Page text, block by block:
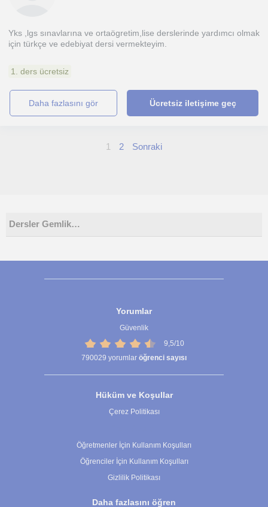
Yks ,lgs sınavlarına ve ortaögretim,lise derslerinde yardımcı olmak
için türkçe ve edebiyat dersi vermekteyim.
1. ders ücretsiz
daha fazlasını gör Ücretsiz iletişime geç
1 2 Sonraki
Dersler Gemlik…
Yorumlar
Güvenlik
9,5/10
790029 yorumlar öğrenci sayısı
Hüküm ve Koşullar
Çerez Politikası
Öğretmenler İçin Kullanım Koşulları
Öğrenciler İçin Kullanım Koşulları
Gizlilik Politikası
Daha fazlasını öğren